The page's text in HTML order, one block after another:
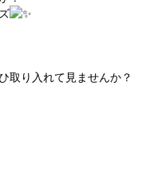
取り入れて見ませんか？